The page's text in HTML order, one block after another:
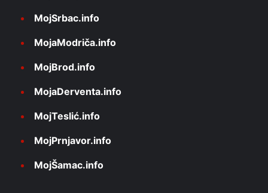
MojSrbac.info
MojaModriča.info
MojBrod.info
MojaDerventa.info
MojTeslić.info
MojPrnjavor.info
MojŠamac.info